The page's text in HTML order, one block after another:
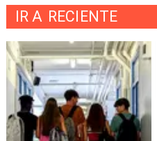
IR A RECIENTE